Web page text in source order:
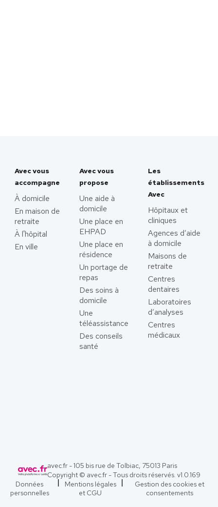
Avec vous
accompagne
À domicile
En maison de
retraite
À l'hôpital
En ville
Avec vous
propose
Une aide à
domicile
Une place en
EHPAD
Une place en
résidence
Un portage de
repas
Des soins à
domicile
Une
téléassistance
Des conseils
santé
Les
établissements
Avec
Hôpitaux et
cliniques
Agences d’aide
à domicile
Maisons de
retraite
Centres
dentaires
Laboratoires
d’analyses
Centres
médicaux
avec.fr - 105 bis rue de Tolbiac, 75013 Paris
Copyright © avec.fr - Tous droits réservés. v1.0.169
Données
personnelles
Mentions légales
et CGU
Gestion des cookies et
consentements